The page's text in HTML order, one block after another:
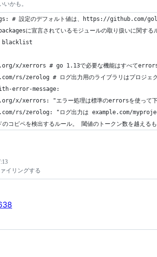
かも。
# 設定のデフォルト値は、https://github.com/
に宣言されているモジュールの取り扱いに関する
blacklist
x/xerrors # go 1.13で必要な機能はすべてerrors
rs/zerolog # ログ出力用のライブラリはプロジェク
error-message:
x/xerrors: "エラー処理は標準のerrorsを使って
rs/zerolog: "ログ出力は example.com/
コピペを検出するルール。 閾値のトークン数を越える
イリングする